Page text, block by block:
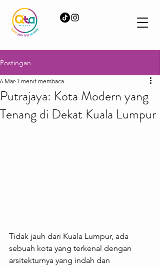
Postingan
Putrajaya: Kota Modern yang
Tenang di Dekat Kuala Lumpur
6 Mar 1 menit membaca
Tidak jauh dari Kuala Lumpur, ada
sebuah kota yang terkenal dengan
arsitekturnya yang indah dan